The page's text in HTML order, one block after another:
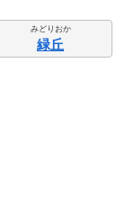
みどりおか
緑丘